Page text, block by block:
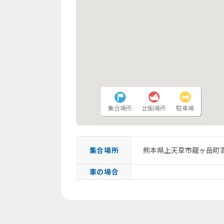
集合場所 出船場所 駐車場
集合場所 熊本県上天草市龍ヶ岳町
車の場合